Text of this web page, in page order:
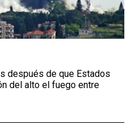
después de que Estados
del alto el fuego entre